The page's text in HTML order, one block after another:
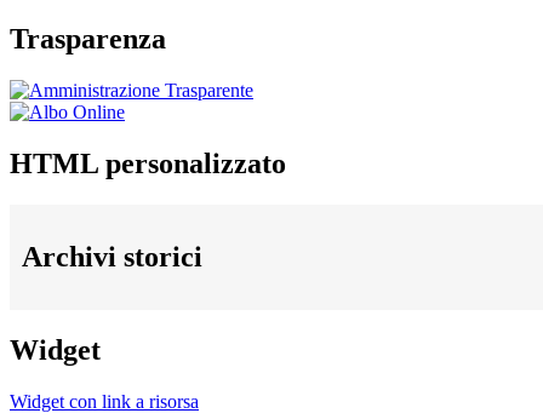
Trasparenza
HTML personalizzato
Archivi storici
Widget
Widget con link a risorsa